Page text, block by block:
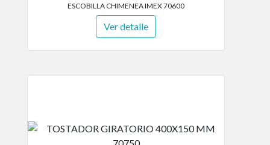
ESCOBILLA CHIMENEA IMEX 70600
Ver detalle